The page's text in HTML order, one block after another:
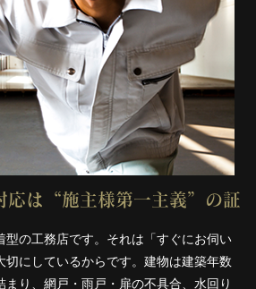
応は“施主様第一主義”の証
型の工務店です。それは「すぐにお伺い
切にしているからです。建物は建築年数
まり、網戸・雨戸・扉の不具合、水回り